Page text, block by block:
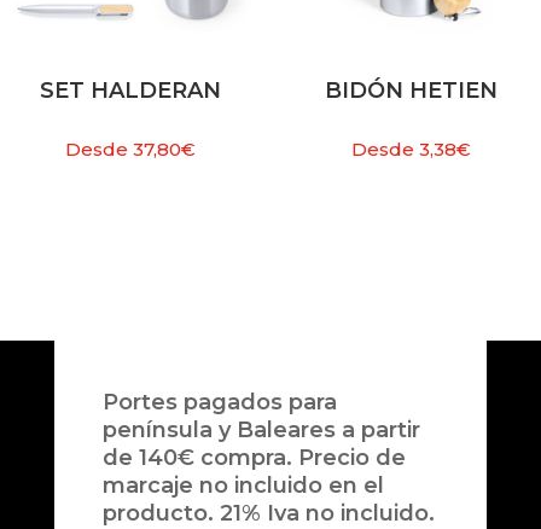
SET HALDERAN
Desde 37,80€
BIDÓN HETIEN
Desde 3,38€
Portes pagados para
península y Baleares a partir
de 140€ compra. Precio de
marcaje no incluido en el
producto. 21% Iva no incluido.